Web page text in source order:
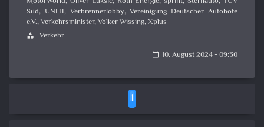
Süd, UNITI, Verbrennerlobby,Vereinigung Deutscher Autohöfe
e.V.,Verkehrsminister,Volker Wissing,Xplus
category Verkehr
calendar_today 10. August 2024 - 09:30
1